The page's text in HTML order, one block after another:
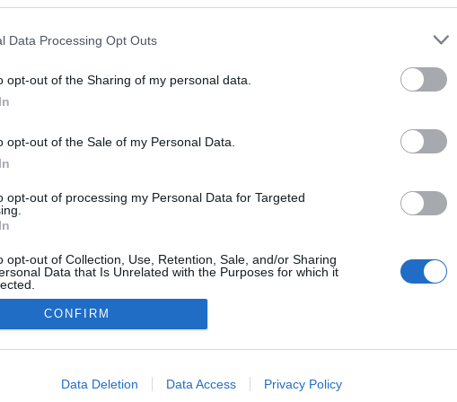
Data Processing Opt Outs
opt-out of the Sharing of my personal data.
opt-out of the Sale of my Personal Data.
opt-out of processing my Personal Data for Targeted
opt-out of Collection, Use, Retention, Sale, and/or Sharing
Data that Is Unrelated with the Purposes for which it
allow Google to enable storage related to advertising like cookies on
CONFIRM
Data Deletion Data Access Privacy Policy
NÉPI
ADATVÉDELEM HIRDETÉSI INFORMÁCIÓK FELHASZNÁLÁSI FELTÉTELEK